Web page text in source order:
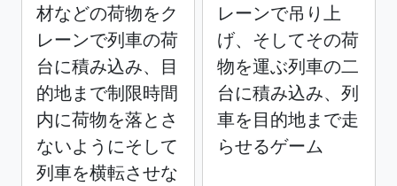
材などの荷物をク
レーンで列車の荷
台に積み込み、目
的地まで制限時間
内に荷物を落とさ
ないようにそして
列車を横転させな
レーンで吊り上
げ、そしてその荷
物を運ぶ列車の二
台に積み込み、列
車を目的地まで走
らせるゲーム